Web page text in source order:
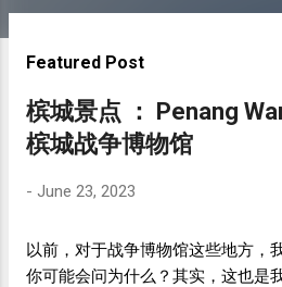
o
Featured Post
槟城景点 ： Penang
槟城战争博物馆
- June 23, 2023
以前，对于战争博物馆这些地方，
你可能会问为什么？其实，这也是